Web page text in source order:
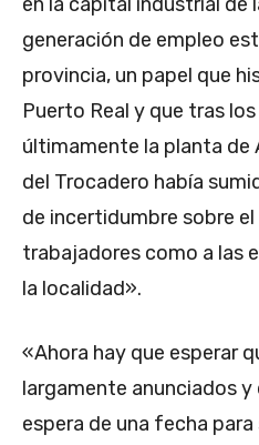
en la capital industrial de
generación de empleo
provincia, un papel que
Puerto Real y que tras
últimamente la planta de
del Trocadero había
de incertidumbre sobre
trabajadores como a las
la localidad».
«Ahora hay que esperar
largamente anunciados y
espera de una fecha